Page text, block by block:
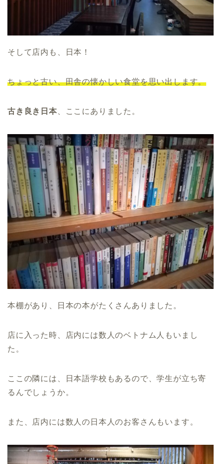
そして店内も、日本！
ちょっと古い、田舎の懐かしい食堂を思い出します。
古き良き日本、ここにありました。
本棚があり、日本の本がたくさんありました。
店に入った時、店内には数人のベトナム人もいまし
た。
ここの隣には、日本語学校もあるので、学生が立ち寄
るんでしょうか。
また、店内には数人の日本人のお客さんもいます。